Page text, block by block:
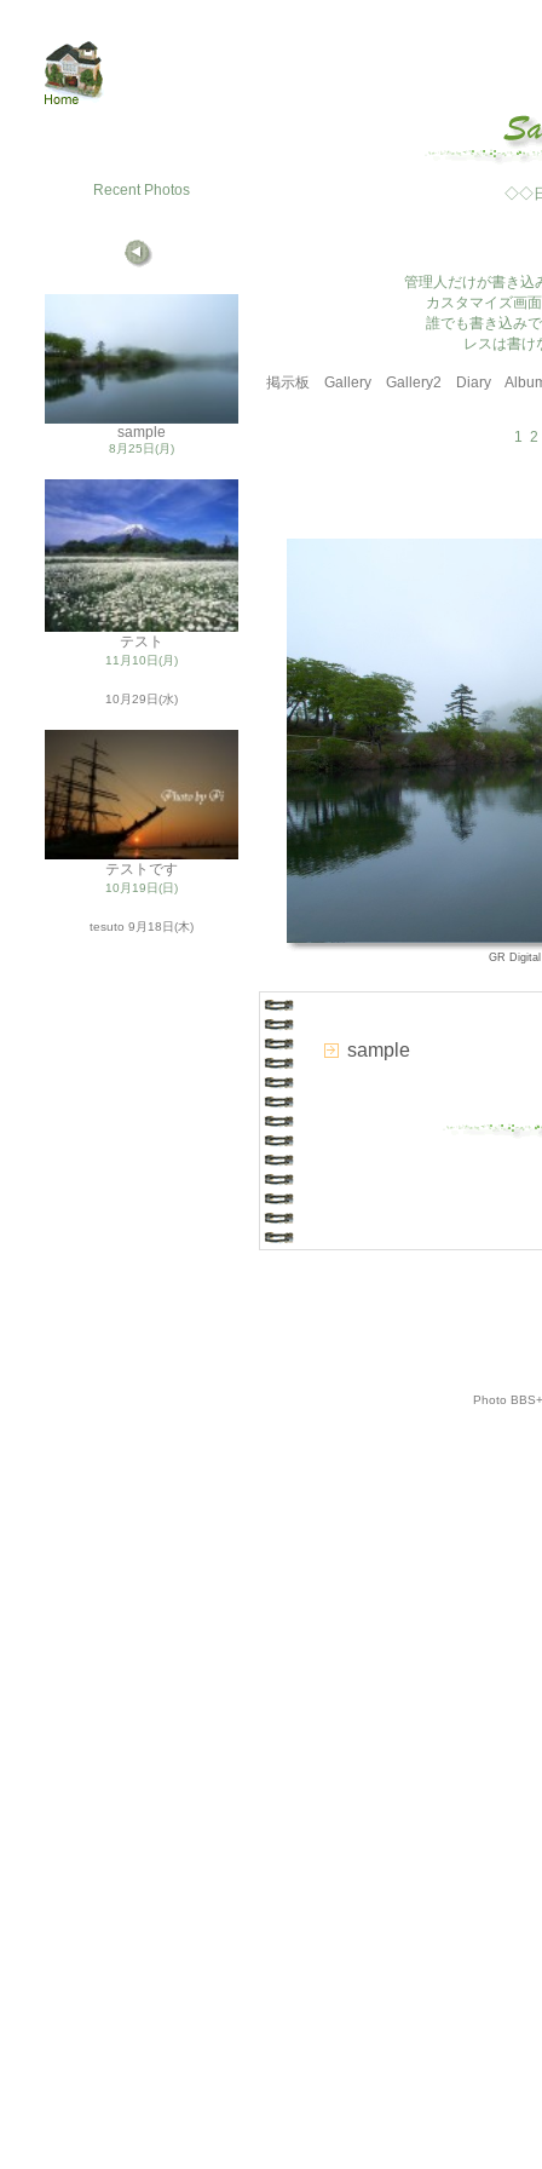
Recent Photos
sample
8月25日(月)
テスト
11月10日(月)
10月29日(水)
テストです
10月19日(日)
tesuto 9月18日(木)
◇◇
管理人だけが書き込
カスタマイズ画
誰でも書き込み
レスは書け
掲示板 Gallery Gallery2 Diary
1 2
GR
sample
Photo BBS+